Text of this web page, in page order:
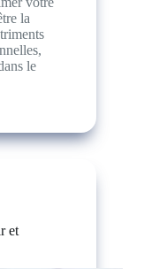
la
le
et